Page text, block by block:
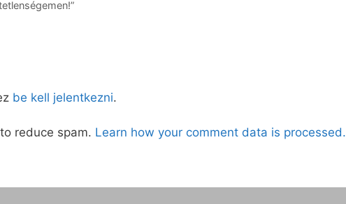
be kell jelentkezni.
reduce spam. Learn how your comment data is processed.